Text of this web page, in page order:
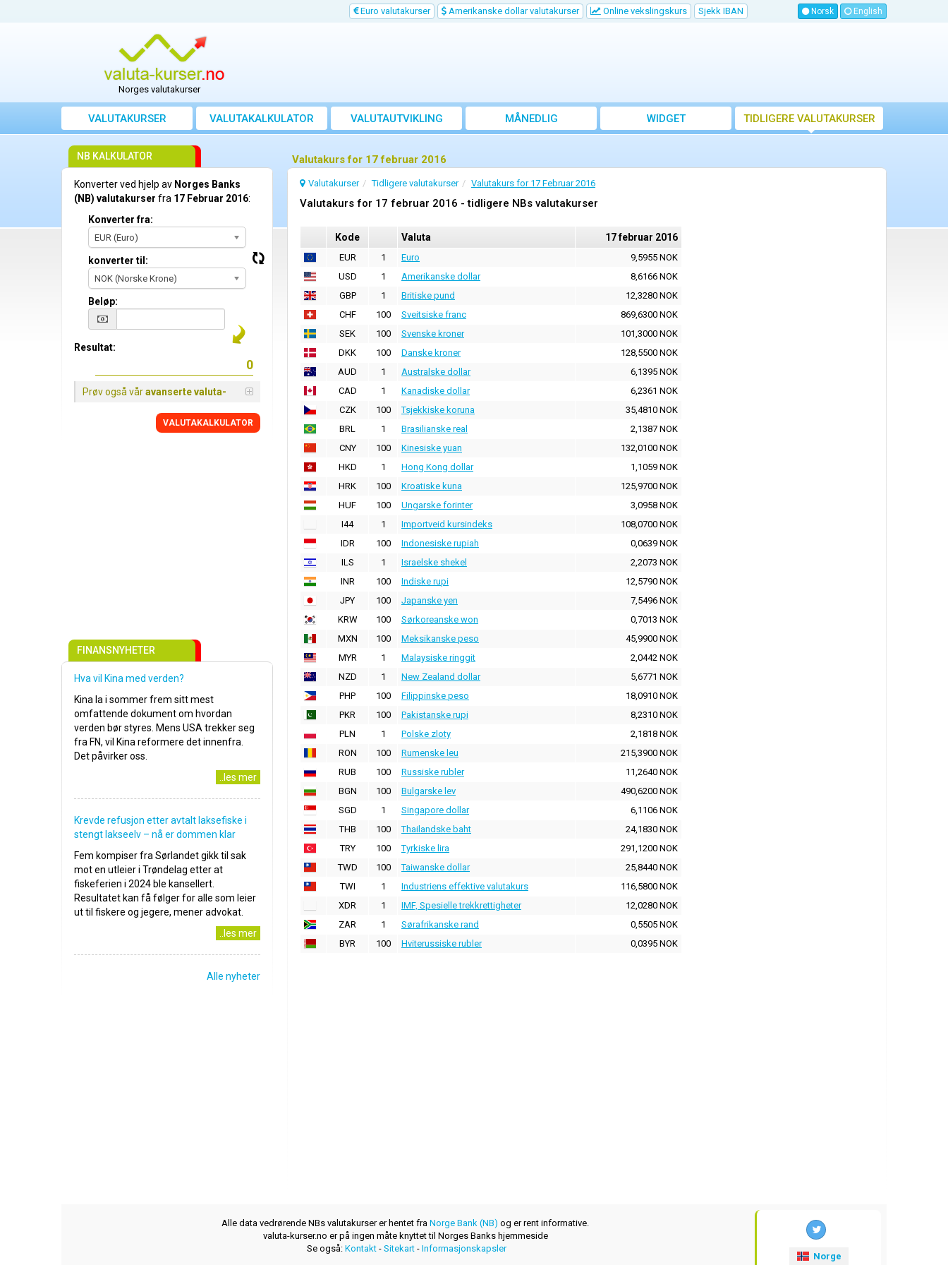
Euro valutakurser Amerikanske dollar valutakurser Online vekslingskurs Sjekk IBAN Norsk English
Norges valutakurser
VALUTAKURSER VALUTAKALKULATOR VALUTAUTVIKLING
MÅNEDLIG
GJENNOMSNITTSKURS
WIDGET TIDLIGERE VALUTAKURSER
Valutakurs for 17 februar 2016
Valutakurser Tidligere valutakurser Valutakurs for 17 Februar 2016
Valutakurs for 17 februar 2016 - tidligere NBs valutakurser
Kode Valuta 17 februar 2016
EUR 1 Euro
9,5955 NOK
USD
1 Amerikanske dollar
8,6166 NOK
GBP
1 Britiske pund
12,3280 NOK
CHF
100 Sveitsiske franc
869,6300 NOK
SEK
100 Svenske kroner
101,3000 NOK
DKK
100 Danske kroner
128,5500 NOK
AUD
1 Australske dollar
6,1395 NOK
CAD
1 Kanadiske dollar
6,2361 NOK
CZK
100 Tsjekkiske koruna
35,4810 NOK
BRL
1 Brasilianske real
2,1387 NOK
CNY
100 Kinesiske yuan
132,0100 NOK
HKD
1 Hong Kong dollar
1,1059 NOK
HRK
100 Kroatiske kuna
125,9700 NOK
HUF
100 Ungarske forinter
3,0958 NOK
I44
1 Importveid kursindeks
108,0700 NOK
IDR
100 Indonesiske rupiah
0,0639 NOK
ILS
1 Israelske shekel
2,2073 NOK
INR
100 Indiske rupi
12,5790 NOK
JPY
100 Japanske yen
7,5496 NOK
KRW
100 Sørkoreanske won
0,7013 NOK
MXN
100 Meksikanske peso
45,9900 NOK
MYR
1 Malaysiske ringgit
2,0442 NOK
NZD
1 New Zealand dollar
5,6771 NOK
PHP
100 Filippinske peso
18,0910 NOK
PKR
100 Pakistanske rupi
8,2310 NOK
PLN
1 Polske zloty
2,1818 NOK
RON
100 Rumenske leu
215,3900 NOK
RUB
100 Russiske rubler
11,2640 NOK
BGN
100 Bulgarske lev
490,6200 NOK
SGD
1 Singapore dollar
6,1106 NOK
THB
100 Thailandske baht
24,1830 NOK
TRY
100 Tyrkiske lira
291,1200 NOK
TWD
100 Taiwanske dollar
25,8440 NOK
TWI
1 Industriens effektive valutakurs
116,5800 NOK
XDR
1 IMF, Spesielle trekkrettigheter
12,0280 NOK
ZAR
1 Sørafrikanske rand
0,5505 NOK
BYR
100 Hviterussiske rubler 0,0395 NOK
NB KALKULATOR
Konverter ved hjelp av Norges Banks
(NB) valutakurser fra 17 Februar 2016:
Konverter fra:
EUR (Euro)
konverter til:
NOK (Norske Krone)
Beløp:
Resultat:
Prøv også våravanserte valuta-
VALUTAKALKULATOR
FINANSNYHETER
Hva vil Kina med verden?
Kina la i sommer frem sitt mest
omfattende dokument om hvordan
verden bør styres. Mens USA trekker seg
fra FN, vil Kina reformere det innenfra.
Det påvirker oss.
..les mer
Krevde refusjon etter avtalt laksefiske i
stengt lakseelv – nå er dommen klar
Fem kompiser fra Sørlandet gikk til sak
mot en utleier i Trøndelag etter at
fiskeferien i 2024 ble kansellert.
Resultatet kan få følger for alle som leier
ut til fiskere og jegere, mener advokat.
..les mer
Alle nyheter
Alle data vedrørende NBs valutakurser er hentet fra Norge Bank (NB) og er rent informative.
valuta-kurser.no er på ingen måte knyttet til Norges Banks hjemmeside
Se også: Kontakt- Sitekart- Informasjonskapsler
Norge